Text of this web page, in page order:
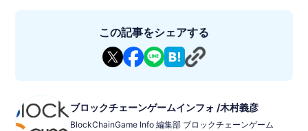
この記事をシェアする
ブロックチェーンゲームインフォ /木村義彦
BlockChainGame Info 編集部 ブロックチェーンゲーム